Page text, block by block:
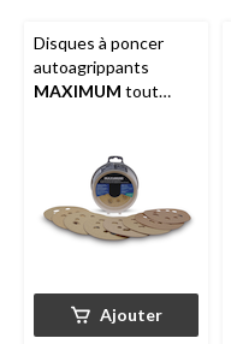
Disques à poncer
autoagrippants
MAXIMUM tout
Ajouter